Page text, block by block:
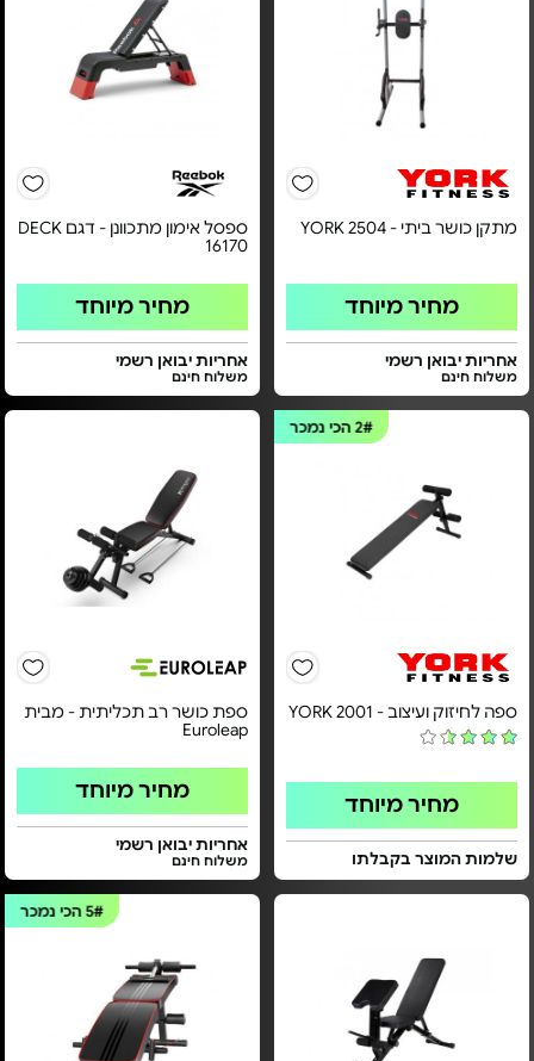
מתקן כושר ביתי - YORK 2504
מחיר מיוחד
אחריות יבואן רשמי
משלוח חינם
ספסל אימון מתכוונן - דגם DECK
16170
מחיר מיוחד
אחריות יבואן רשמי
משלוח חינם
2#הכי נמכר
ספה לחיזוק ועיצוב - YORK 2001
מחיר מיוחד
שלמות המוצר בקבלתו
ספת כושר רב תכליתית - מבית
Euroleap
מחיר מיוחד
אחריות יבואן רשמי
משלוח חינם
5#הכי נמכר